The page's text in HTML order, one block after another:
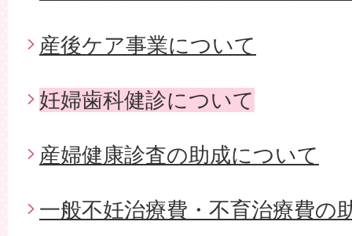
産後ケア事業について
妊婦歯科健診について
産婦健康診査の助成について
一般不妊治療費・不育治療費の